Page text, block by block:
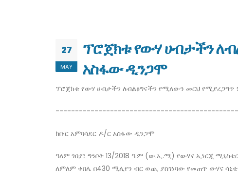
27
MAY
ፕሮጀክቱ የውሃ ሀብታችን
አስፋው ዲንጋሞ
ፕሮጀክቱ የውሃ ሀብታችን ለብልፅግናችን የሚለውን መርህ የሚያረጋግጥ
ክቡር አምባሳደር ዶ/ር አስፋው ዲንጋሞ
ዓለም ገበያ፣ ግንቦት 13/2018 ዓ.ም (ው.ኢ.ሚ) የውሃና ኢነርጂ
ለምለም ቀበሌ በ430 ሚሊየን ብር ወጪ ያስገነባው የመጠጥ ውሃና